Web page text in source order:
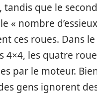
tandis que le
« nombre
ces roues. Dans le
4×4, les quatre
par le moteur.
gens ignorent